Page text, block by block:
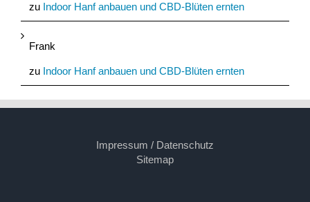
zu Indoor Hanf anbauen und CBD-Blüten ernten
Frank
zu Indoor Hanf anbauen und CBD-Blüten ernten
Impressum / Datenschutz
Sitemap